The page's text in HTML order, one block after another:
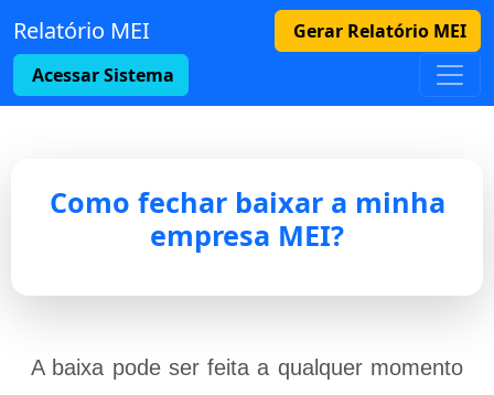
Relatório MEI
Gerar Relatório MEI
Acessar Sistema
Como fechar baixar a minha
empresa MEI?
A baixa pode ser feita a qualquer momento